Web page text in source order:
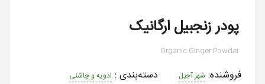
پودر زنجبیل ارگانیک
Organic Ginger Powder
فروشنده: شهر آجیل دسته‌بندی : ادویه و چاشنی